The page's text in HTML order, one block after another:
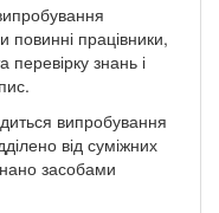
повинні працівники,
знань і
випробування
від суміжних
засобами